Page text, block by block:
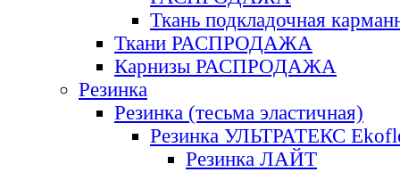
Ткань подкладочная
Ткани РАСПРОДАЖА
Карнизы РАСПРОДАЖА
Резинка
Резинка (тесьма эластичная)
Резинка УЛЬТРАТЕКС
Резинка ЛАЙТ